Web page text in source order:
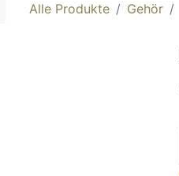
Alle Produkte Gehör